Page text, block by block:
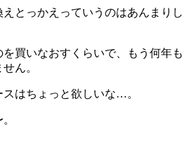
とっかえっていうのはあんまりし
買いなおすくらいで、もう何年も
ん。
はちょっと欲しいな…。